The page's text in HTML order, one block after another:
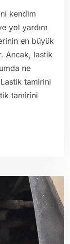
kendim
yol yardım
en büyük
Ancak, lastik
ne
tamirini
tamirini